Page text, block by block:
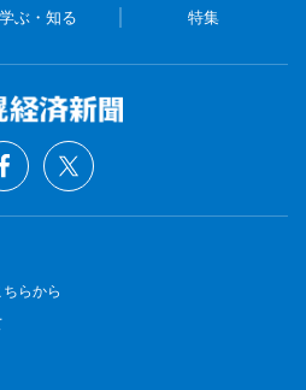
学ぶ・知る 特集
らから